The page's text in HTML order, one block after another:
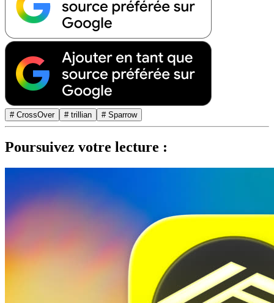
# CrossOver # trillian # Sparrow
Poursuivez votre lecture :